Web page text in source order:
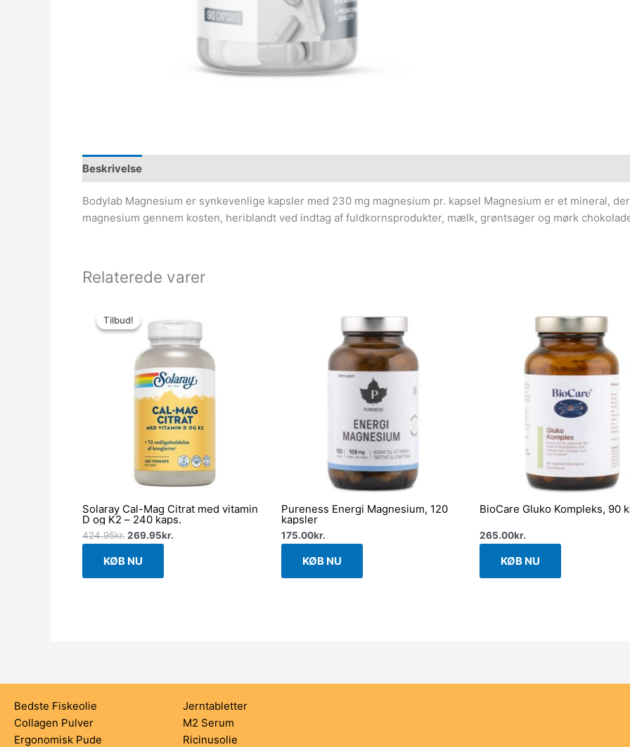
Beskrivelse
Bodylab Magnesium er synkevenlige kapsler med 230 mg magnesium pr. kapsel Magnesium er et mineral,
magnesium gennem kosten, heriblandt ved indtag af fuldkornsprodukter, mælk, grøntsager og mørk
Relaterede varer
Tilbud!
Tilbud!
Solaray Cal-Mag Citrat med vitamin
D og K2 – 240 kaps.
424.95kr.
pris
424.95kr..
269.95kr.
pris
er:
269.95kr..
KØB NU
Pureness Energi Magnesium, 120
kapsler
175.00kr.
KØB NU
BioCare Gluko Kompleks, 90
265.00kr.
KØB NU
Bedste Fiskeolie
Collagen Pulver
Ergonomisk Pude
Jerntabletter
M2 Serum
Ricinusolie